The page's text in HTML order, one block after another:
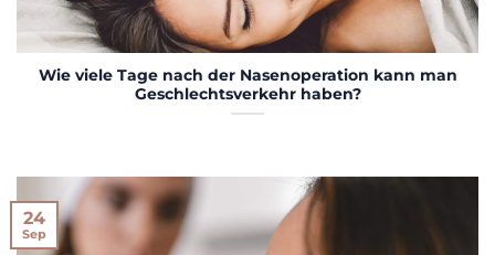
Wie viele Tage nach der Nasenoperation kann man
Geschlechtsverkehr haben?
24
Sep